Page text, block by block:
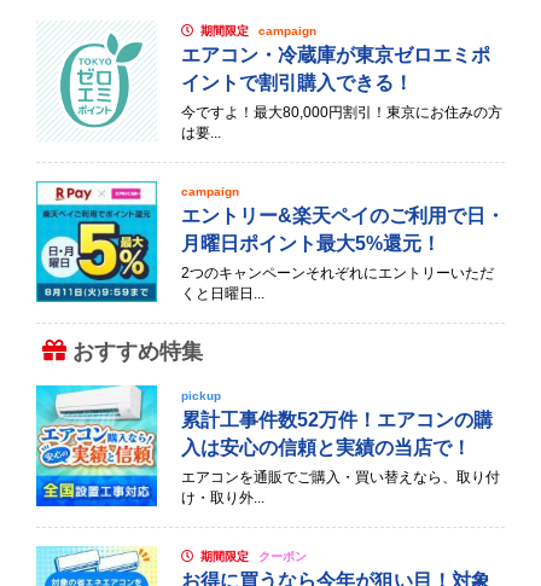
期間限定 campaign
エアコン・冷蔵庫が東京ゼロエミポ
イントで割引購入できる！
今ですよ！最大80,000円割引！東京にお住みの方
は要...
campaign
エントリー&楽天ペイのご利用で日・
月曜日ポイント最大5%還元！
2つのキャンペーンそれぞれにエントリーいただ
くと日曜日...
おすすめ特集
pickup
累計工事件数52万件！エアコンの購
入は安心の信頼と実績の当店で！
エアコンを通販でご購入・買い替えなら、取り付
け・取り外...
期間限定 クーポン
お得に買うなら今年が狙い目！対象